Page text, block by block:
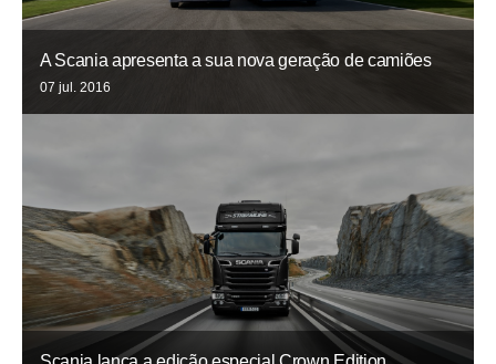
A Scania apresenta a sua nova geração de camiões
07 jul. 2016